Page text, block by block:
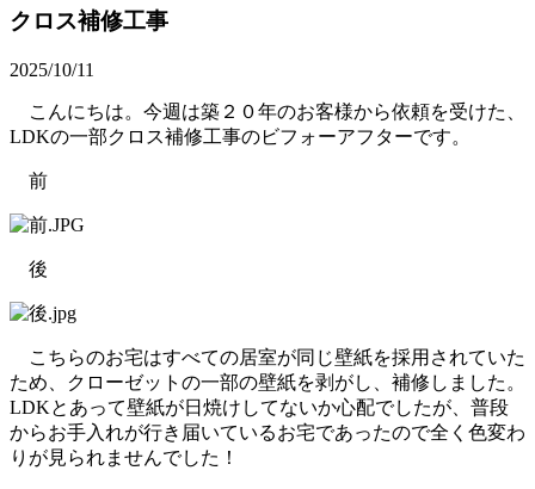
クロス補修工事
2025/10/11
こんにちは。今週は築２０年のお客様から依頼を受けた、
LDKの一部クロス補修工事のビフォーアフターです。
前
後
こちらのお宅はすべての居室が同じ壁紙を採用されていた
ため、クローゼットの一部の壁紙を剥がし、補修しました。
LDKとあって壁紙が日焼けしてないか心配でしたが、普段
からお手入れが行き届いているお宅であったので全く色変わ
りが見られませんでした！